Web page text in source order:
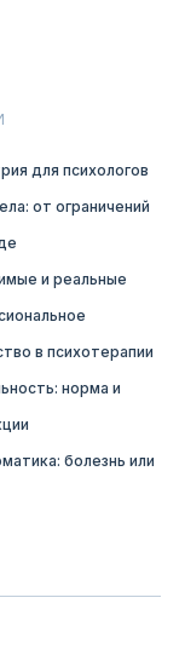
для психологов
от ограничений
и реальные
в психотерапии
норма и
болезнь или